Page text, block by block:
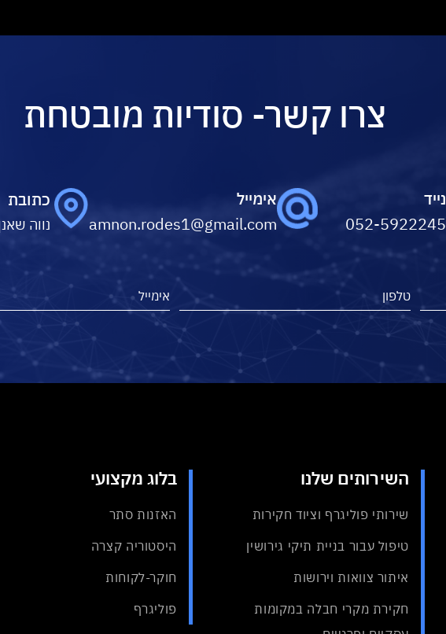
צרו קשר- סודיות מובטחת
נייד
052-5922245
אימייל
amnon.rodes1@gmail.com
כתובת
נווה
השירותים שלנו
שירותי פוליגרף וציוד חקירות
טיפול עבור בניית תיקי גירושין
איתור צוואות וירושות
חקירת מקרי חבלה במקומות
בלוג מקצועי
האזנות סתר
היסטוריה קצרה
חוקר-לקוחות
פוליגרף